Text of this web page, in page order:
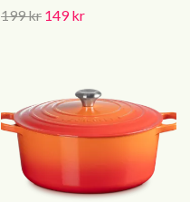
199 kr 149 kr